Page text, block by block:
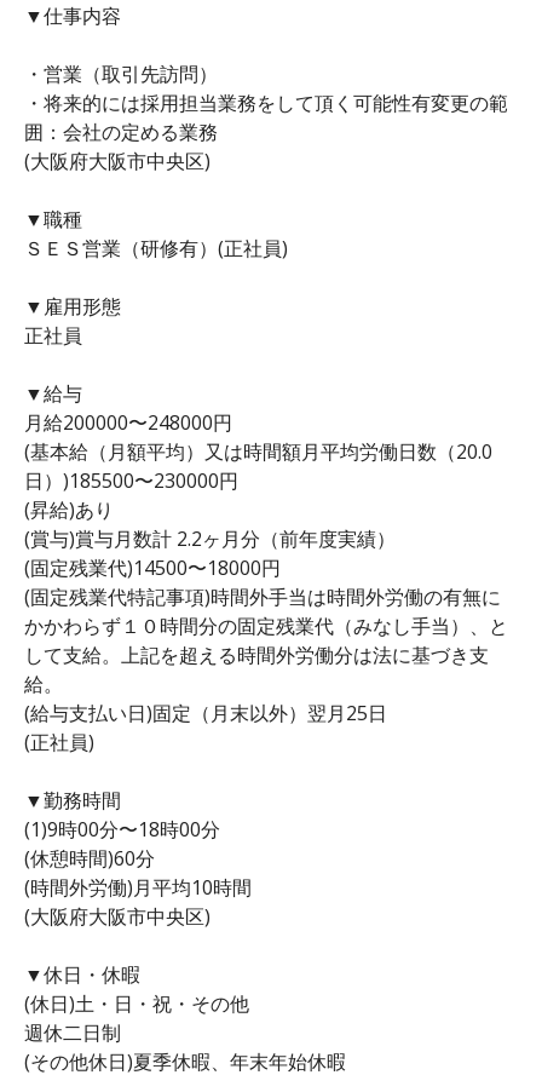
▼仕事内容
・営業（取引先訪問）
・将来的には採用担当業務をして頂く可能性有変更の範
囲：会社の定める業務
(大阪府大阪市中央区)
▼職種
ＳＥＳ営業（研修有）(正社員)
▼雇用形態
正社員
▼給与
月給200000〜248000円
(基本給（月額平均）又は時間額月平均労働日数（20.0
日）)185500〜230000円
(昇給)あり
(賞与)賞与月数計 2.2ヶ月分（前年度実績）
(固定残業代)14500〜18000円
(固定残業代特記事項)時間外手当は時間外労働の有無に
かかわらず１０時間分の固定残業代（みなし手当）、と
して支給。上記を超える時間外労働分は法に基づき支
給。
(給与支払い日)固定（月末以外）翌月25日
(正社員)
▼勤務時間
(1)9時00分〜18時00分
(休憩時間)60分
(時間外労働)月平均10時間
(大阪府大阪市中央区)
▼休日・休暇
(休日)土・日・祝・その他
週休二日制
(その他休日)夏季休暇、年末年始休暇